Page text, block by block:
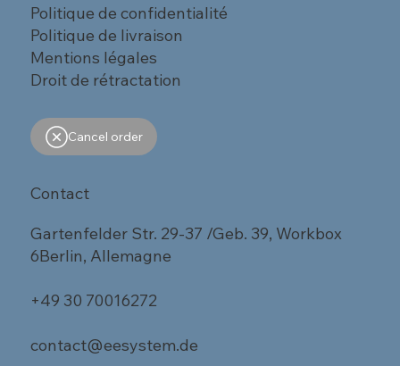
Politique de confidentialité
Politique de livraison
Mentions légales
Droit de rétractation
Cancel order
Contact
Gartenfelder Str. 29-37 /Geb. 39, Workbox
6Berlin, Allemagne
+49 30 70016272
contact@eesystem.de